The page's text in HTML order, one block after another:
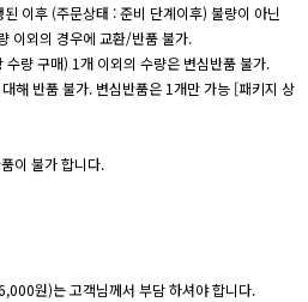
이후 (주문상태 : 준비 단계이후) 불량이 아닌
이외의 경우에 교환/반품 불가.
량 구매) 1개 이외의 수량은 변심반품 불가.
해 반품 불가. 변심반품은 1개만 가능 [패키지 상
이 불가 합니다.
원)는 고객님께서 부담 하셔야 합니다.